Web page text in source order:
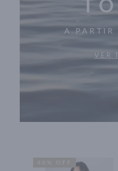
A PARTIR
VER
40% OFF